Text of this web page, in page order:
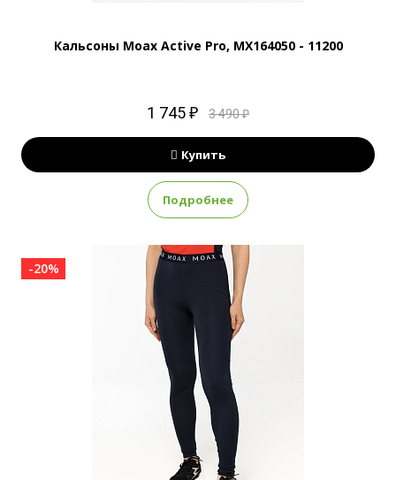
Кальсоны Moax Active Pro, MX164050 - 11200
1 745 ₽ 3 490 ₽
Купить
Подробнее
-20%